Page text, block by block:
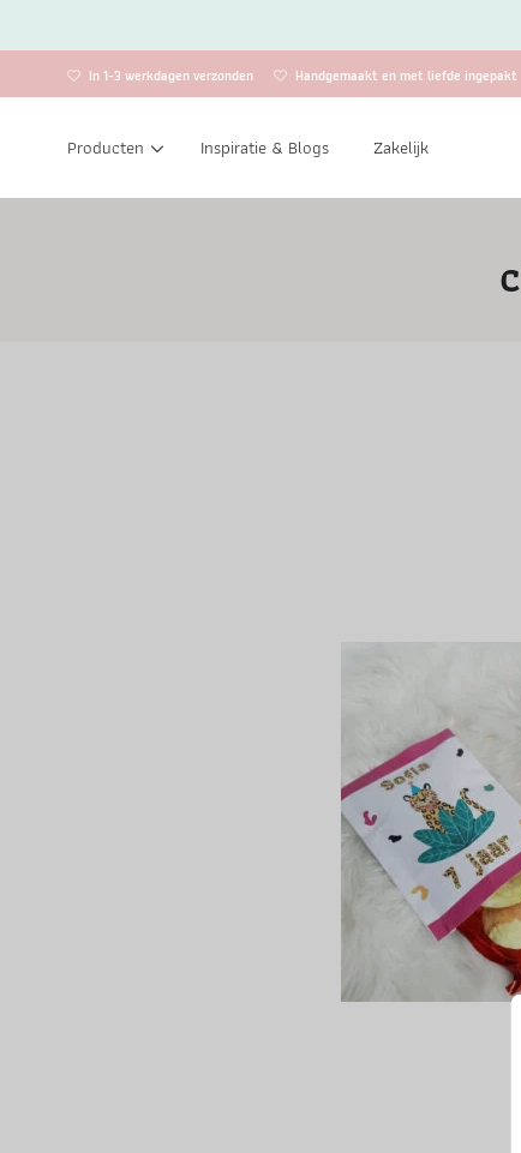
In 1-3 werkdagen verzonden Handgemaakt en met liefde ingepakt
Producten Inspiratie & Blogs Zakelijk